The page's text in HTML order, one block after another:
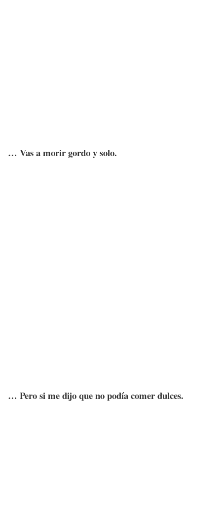
… Vas a morir gordo y solo.
… Pero si me dijo que no podía comer dulces.